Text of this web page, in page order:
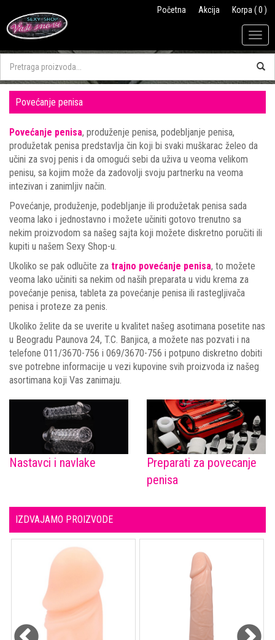
Početna Akcija Korpa ( 0 )
Povećanje penisa
Povećanje penisa, produženje penisa, podebljanje penisa,
produžetak penisa predstavlja čin koji bi svaki muškarac želeo da
učini za svoj penis i da omogući sebi da uživa u veoma velikom
penisu, sa kojim može da zadovolji svoju partnerku na veoma
intezivan i zanimljiv način.
Povećanje, produženje, podebljanje ili produžetak penisa sada
veoma lako i jednostavno i možete učiniti gotovo trenutno sa
nekim proizvodom sa našeg sajta koji možete diskretno poručiti ili
kupiti u našem Sexy Shop-u.
Ukoliko se pak odlučite za trajno povećanje penisa, to možete
veoma lako učiniti sa nekim od naših preparata u vidu krema za
povećanje penisa, tableta za povećanje penisa ili rastegljivača
penisa i proteze za penis.
Ukoliko želite da se uverite u kvalitet našeg asotimana posetite nas
u Beogradu Paunova 24, T.C. Banjica, a možete nas pozvati i na
telefone 011/3670-756 i 069/3670-756 i potpuno diskretno dobiti
sve potrebne informacije u vezi kupovine svih proizvoda iz našeg
asortimana koji Vas zanimaju.
Nastavci i navlake
Preparati za povecanje
penisa
IZDVAJAMO PROIZVODE